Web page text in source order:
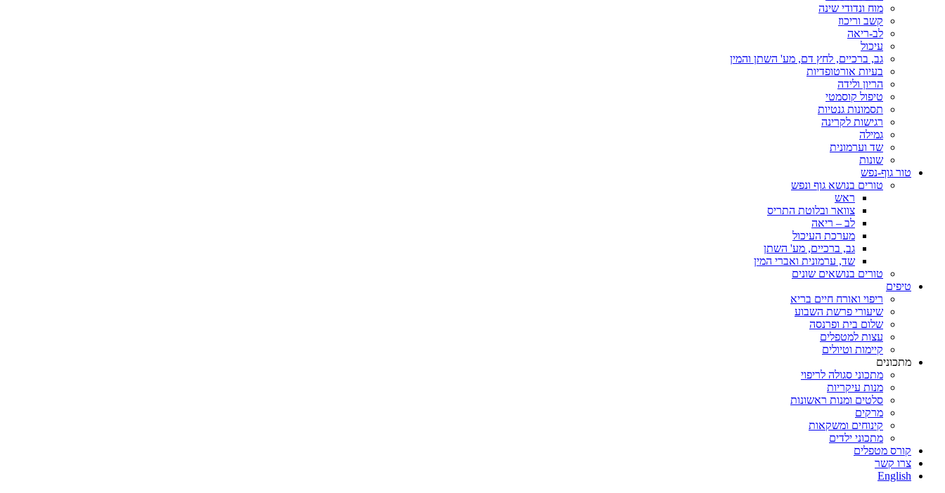
מוח ונדודי שינה
קשב וריכוז
לב-ריאה
עיכול
גב, ברכיים, לחץ דם, מע' השתן והמין
בעיות אורטופדיות
הריון ולידה
טיפול קוסמטי
תסמונות גנטיות
רגישות לקרינה
גמילה
שד וערמונית
שונות
טור גוף-נפש
טורים בנושא גוף ונפש
ראש
צוואר ובלוטת התריס
לב – ריאה
מערכת העיכול
גב, ברכיים, מע' השתן
שד, ערמונית ואברי המין
טורים בנושאים שונים
טיפים
ריפוי ואורח חיים בריא
שיעורי פרשת השבוע
שלום בית ופרנסה
עצות למטפלים
קיימות וטיולים
מתכונים
מתכוני סגולה לריפוי
מנות עיקריות
סלטים ומנות ראשונות
מרקים
קינוחים ומשקאות
מתכוני ילדים
קורס מטפלים
צרו קשר
English